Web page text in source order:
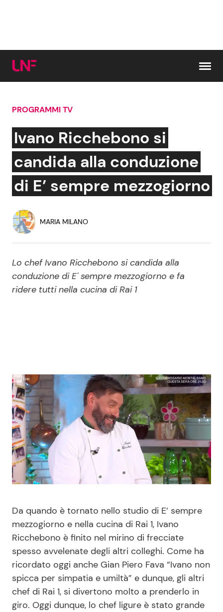
Cerca:
News e Cronaca
Attualità Italiana
Economia
Persone Scomparse
Politica
Gossip e TV
Bellezze VIP
Programmi TV
Reality e Talent
News Cinema
News Musica
News Spettacolo
News dal mondo
Benessere
Moda e Style
Mondo Mamma
News benessere
Salute
Cucina e Ricette
Dolci
Le Ricette in TV
Primi Piatti
Ricette Facili e Veloci
PROGRAMMI TV
Ivano Ricchebono si
candida alla conduzione
di E’ sempre mezzogiorno
MARIA MILANO
Lo chef Ivano Ricchebono si candida alla
conduzione di E' sempre mezzogiorno e fa
ridere tutti nella cucina di Rai 1
Da quando è tornato nello studio di E’ sempre
mezzogiorno e nella cucina di Rai 1, Ivano
Ricchebono è finito nel mirino di frecciate
spesso avvelenate degli altri colleghi. Come ha
ricordato oggi anche Gian Piero Fava “Ivano non
spicca per simpatia e umiltà” e dunque, gli altri
chef di Rai 1, si divertono molto a prenderlo in
giro. Oggi dunque, lo chef ligure è stato grande